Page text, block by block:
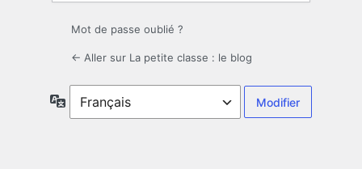
Mot de passe oublié ?
← Aller sur La petite classe : le blog
Langue